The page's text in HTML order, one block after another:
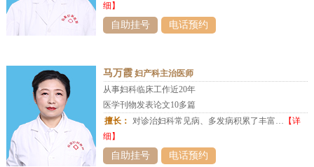
细】
自助挂号 电话预约
马万霞妇产科主治医师
从事妇科临床工作近20年
医学刊物发表论文10多篇
擅长： 对诊治妇科常见病、多发病积累了丰富… 【详
细】
自助挂号 电话预约